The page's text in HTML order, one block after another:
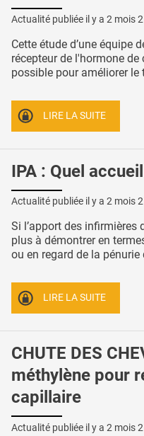
Actualité publiée il y a 2 mois
Cette étude d’une équipe
récepteur de l'hormone
possible pour améliorer le
LIRE LA SUITE
IPA : Quel
Actualité publiée il y a 2 mois
Si l’apport des infirmières
plus à démontrer en
ou en regard de la pénurie
LIRE LA SUITE
CHUTE DES
méthylène pour
capillaire
Actualité publiée il y a 2 mois